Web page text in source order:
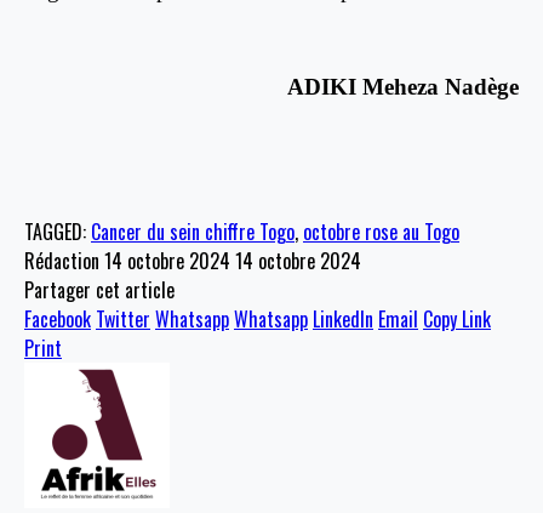
ADIKI Meheza Nadège
TAGGED: Cancer du sein chiffre Togo, octobre rose au Togo
Rédaction 14 octobre 2024 14 octobre 2024
Partager cet article
Facebook Twitter WhatsappWhatsapp LinkedIn Email Copy Link
Print